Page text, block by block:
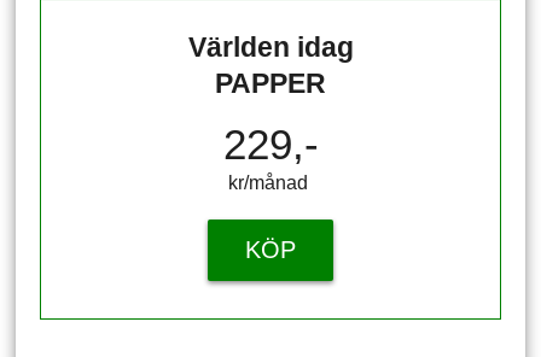
Världen idag
PAPPER
229,-
kr/månad ​​​​​​
KÖP